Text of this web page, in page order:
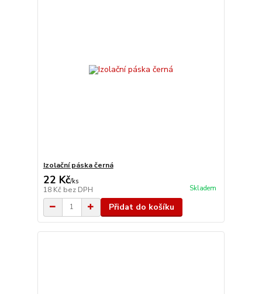
Izolační páska černá
22 Kč/ks
18 Kč bez DPH Skladem
Přidat do košíku